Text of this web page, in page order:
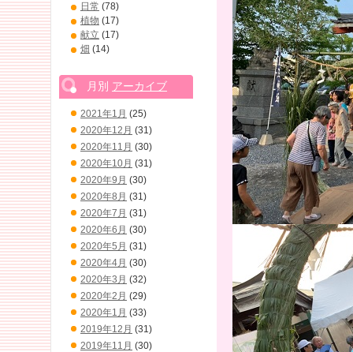
日常 (78)
植物 (17)
献立 (17)
畑 (14)
月別 アーカイブ
2021年1月 (25)
2020年12月 (31)
2020年11月 (30)
2020年10月 (31)
2020年9月 (30)
2020年8月 (31)
2020年7月 (31)
2020年6月 (30)
2020年5月 (31)
2020年4月 (30)
2020年3月 (32)
2020年2月 (29)
2020年1月 (33)
2019年12月 (31)
2019年11月 (30)